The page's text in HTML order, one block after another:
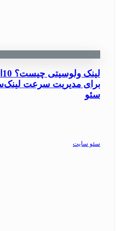
برای مدیریت سرعت
سئو
سئو سایت